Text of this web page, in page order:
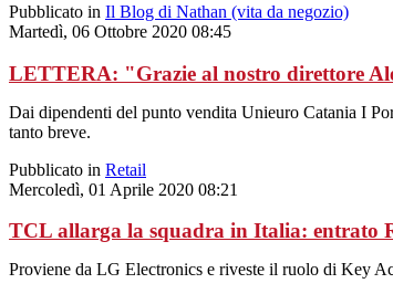
Pubblicato in Il Blog di Nathan (vita da negozio)
Martedì, 06 Ottobre 2020 08:45
LETTERA: "Grazie al nostro direttore
Dai dipendenti del punto vendita Unieuro Catania I
tanto breve.
Pubblicato in Retail
Mercoledì, 01 Aprile 2020 08:21
TCL allarga la squadra in Italia: entrato
Proviene da LG Electronics e riveste il ruolo di Key